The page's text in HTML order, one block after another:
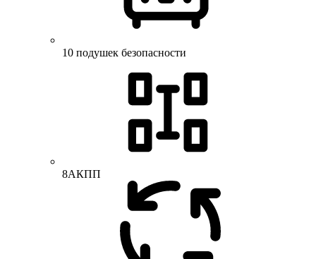
10 подушек безопасности
8АКПП